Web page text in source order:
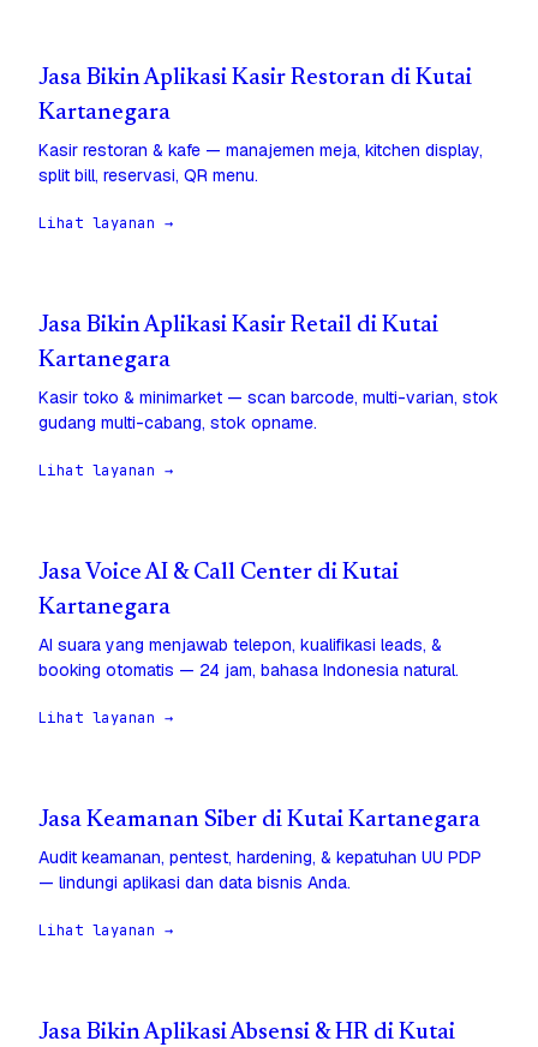
Jasa Bikin Aplikasi Kasir Restoran di Kutai
Kartanegara
Kasir restoran & kafe — manajemen meja, kitchen display,
split bill, reservasi, QR menu.
Lihat layanan →
Jasa Bikin Aplikasi Kasir Retail di Kutai
Kartanegara
Kasir toko & minimarket — scan barcode, multi-varian, stok
gudang multi-cabang, stok opname.
Lihat layanan →
Jasa Voice AI & Call Center di Kutai
Kartanegara
AI suara yang menjawab telepon, kualifikasi leads, &
booking otomatis — 24 jam, bahasa Indonesia natural.
Lihat layanan →
Jasa Keamanan Siber di Kutai Kartanegara
Audit keamanan, pentest, hardening, & kepatuhan UU PDP
— lindungi aplikasi dan data bisnis Anda.
Lihat layanan →
Jasa Bikin Aplikasi Absensi & HR di Kutai